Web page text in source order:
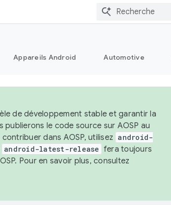
Appareils Android Automotive
de développement stable et garantir la
le code source sur AOSP au
dans AOSP, utilisez android-
android-latest-release fera toujours
Pour en savoir plus, consultez